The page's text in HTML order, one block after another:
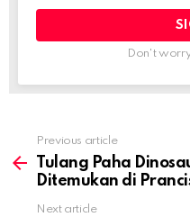
Don't
more
Previous article
Tulang Paha
Ditemukan di
Next article